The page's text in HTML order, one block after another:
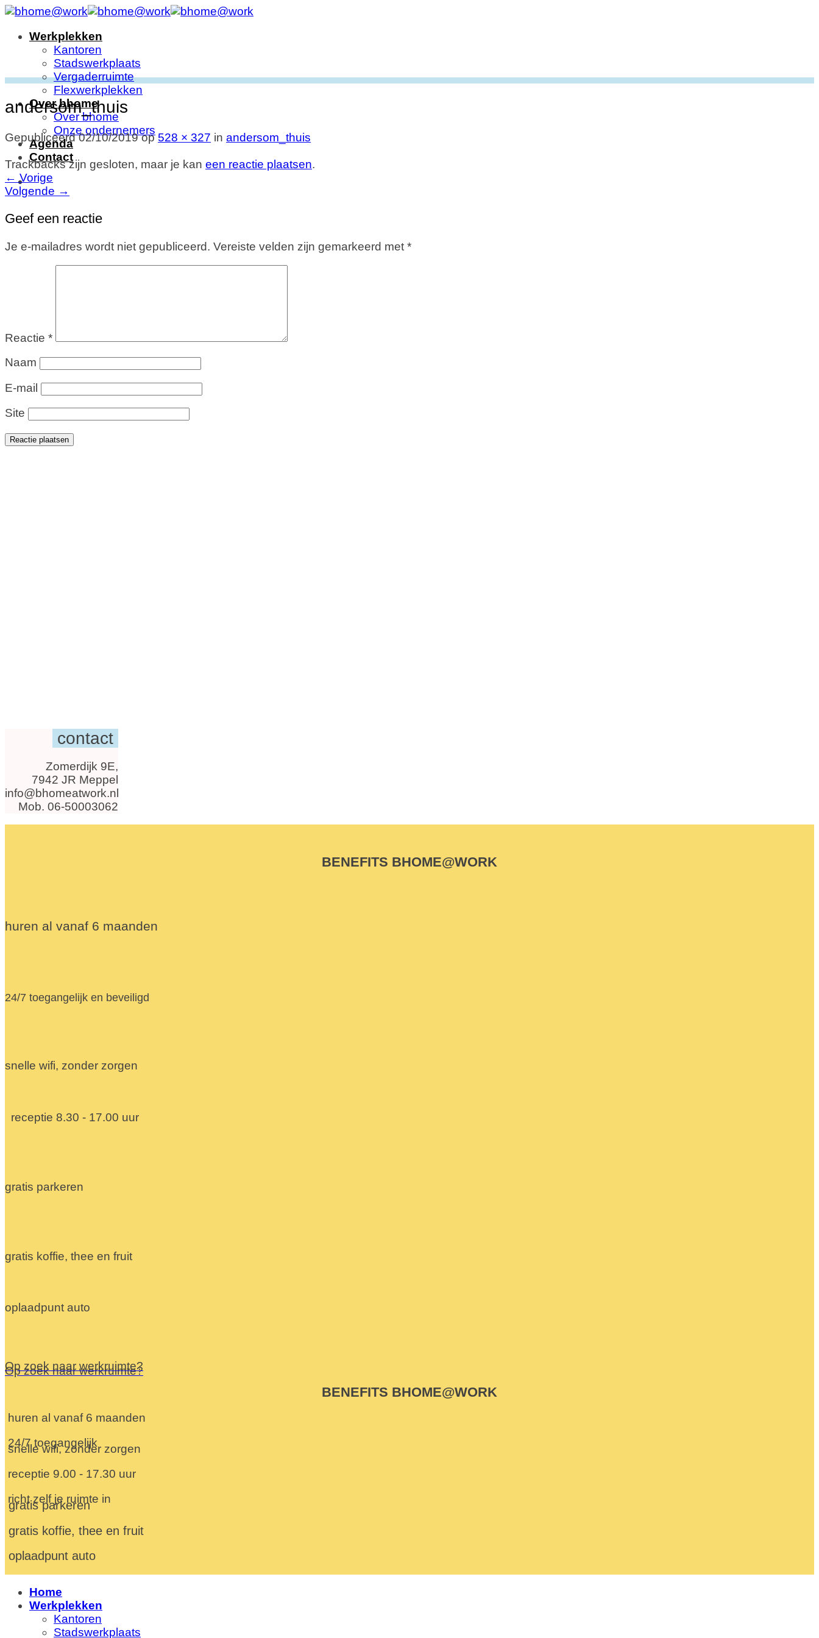
Ga
inhoudWerkplekken
Kantoren
Stadswerkplaats
Vergaderruimte
Flexwerkplekken
Over bhome
Over bhome
Onze ondernemers
Agenda
Contact
andersom_thuis
Gepubliceerd02/10/2019op 528 × 327 in andersom_thuis
Trackbacks zijn gesloten, maar je kan een reactie plaatsen.
← Vorige
Volgende →
Geef een reactie
Je e-mailadres wordt niet gepubliceerd. Vereiste velden zijn gemarkeerd met *
Reactie *
Naam
E-mail
Site
contact
Zomerdijk 9E,
7942 JR Meppel
info@bhomeatwork.nl
Mob. 06-50003062
BENEFITS BHOME@WORK
huren al vanaf 6 maanden
24/7 toegangelijk en beveiligd
snelle wifi, zonder zorgen
receptie 8.30 - 17.00 uur
gratis parkeren
gratis koffie, thee en fruit
oplaadpunt auto
Op zoek naar werkruimte?
Op zoek naar werkruimte?
BENEFITS BHOME@WORK
huren al vanaf 6 maanden
24/7 toegangelijk
snelle wifi, zonder zorgen
receptie 9.00 - 17.30 uur
richt zelf je ruimte in
gratis parkeren
gratis koffie, thee en fruit
oplaadpunt auto
Home
Werkplekken
Kantoren
Stadswerkplaats